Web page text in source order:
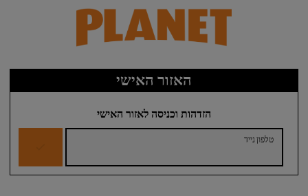
האזור האישי
הזדהות וכניסה לאזור האישי
טלפון נייד